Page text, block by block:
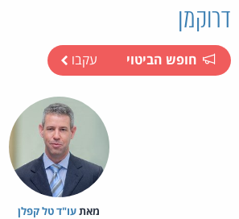
דרוקמן
חופש הביטוי עקבו
מאת‏עו"ד טל קפלן